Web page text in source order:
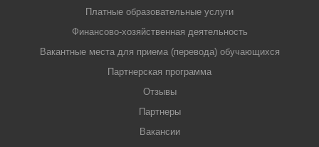
Платные образовательные услуги
Финансово-хозяйственная деятельность
Вакантные места для приема (перевода) обучающихся
Партнерская программа
Отзывы
Партнеры
Вакансии